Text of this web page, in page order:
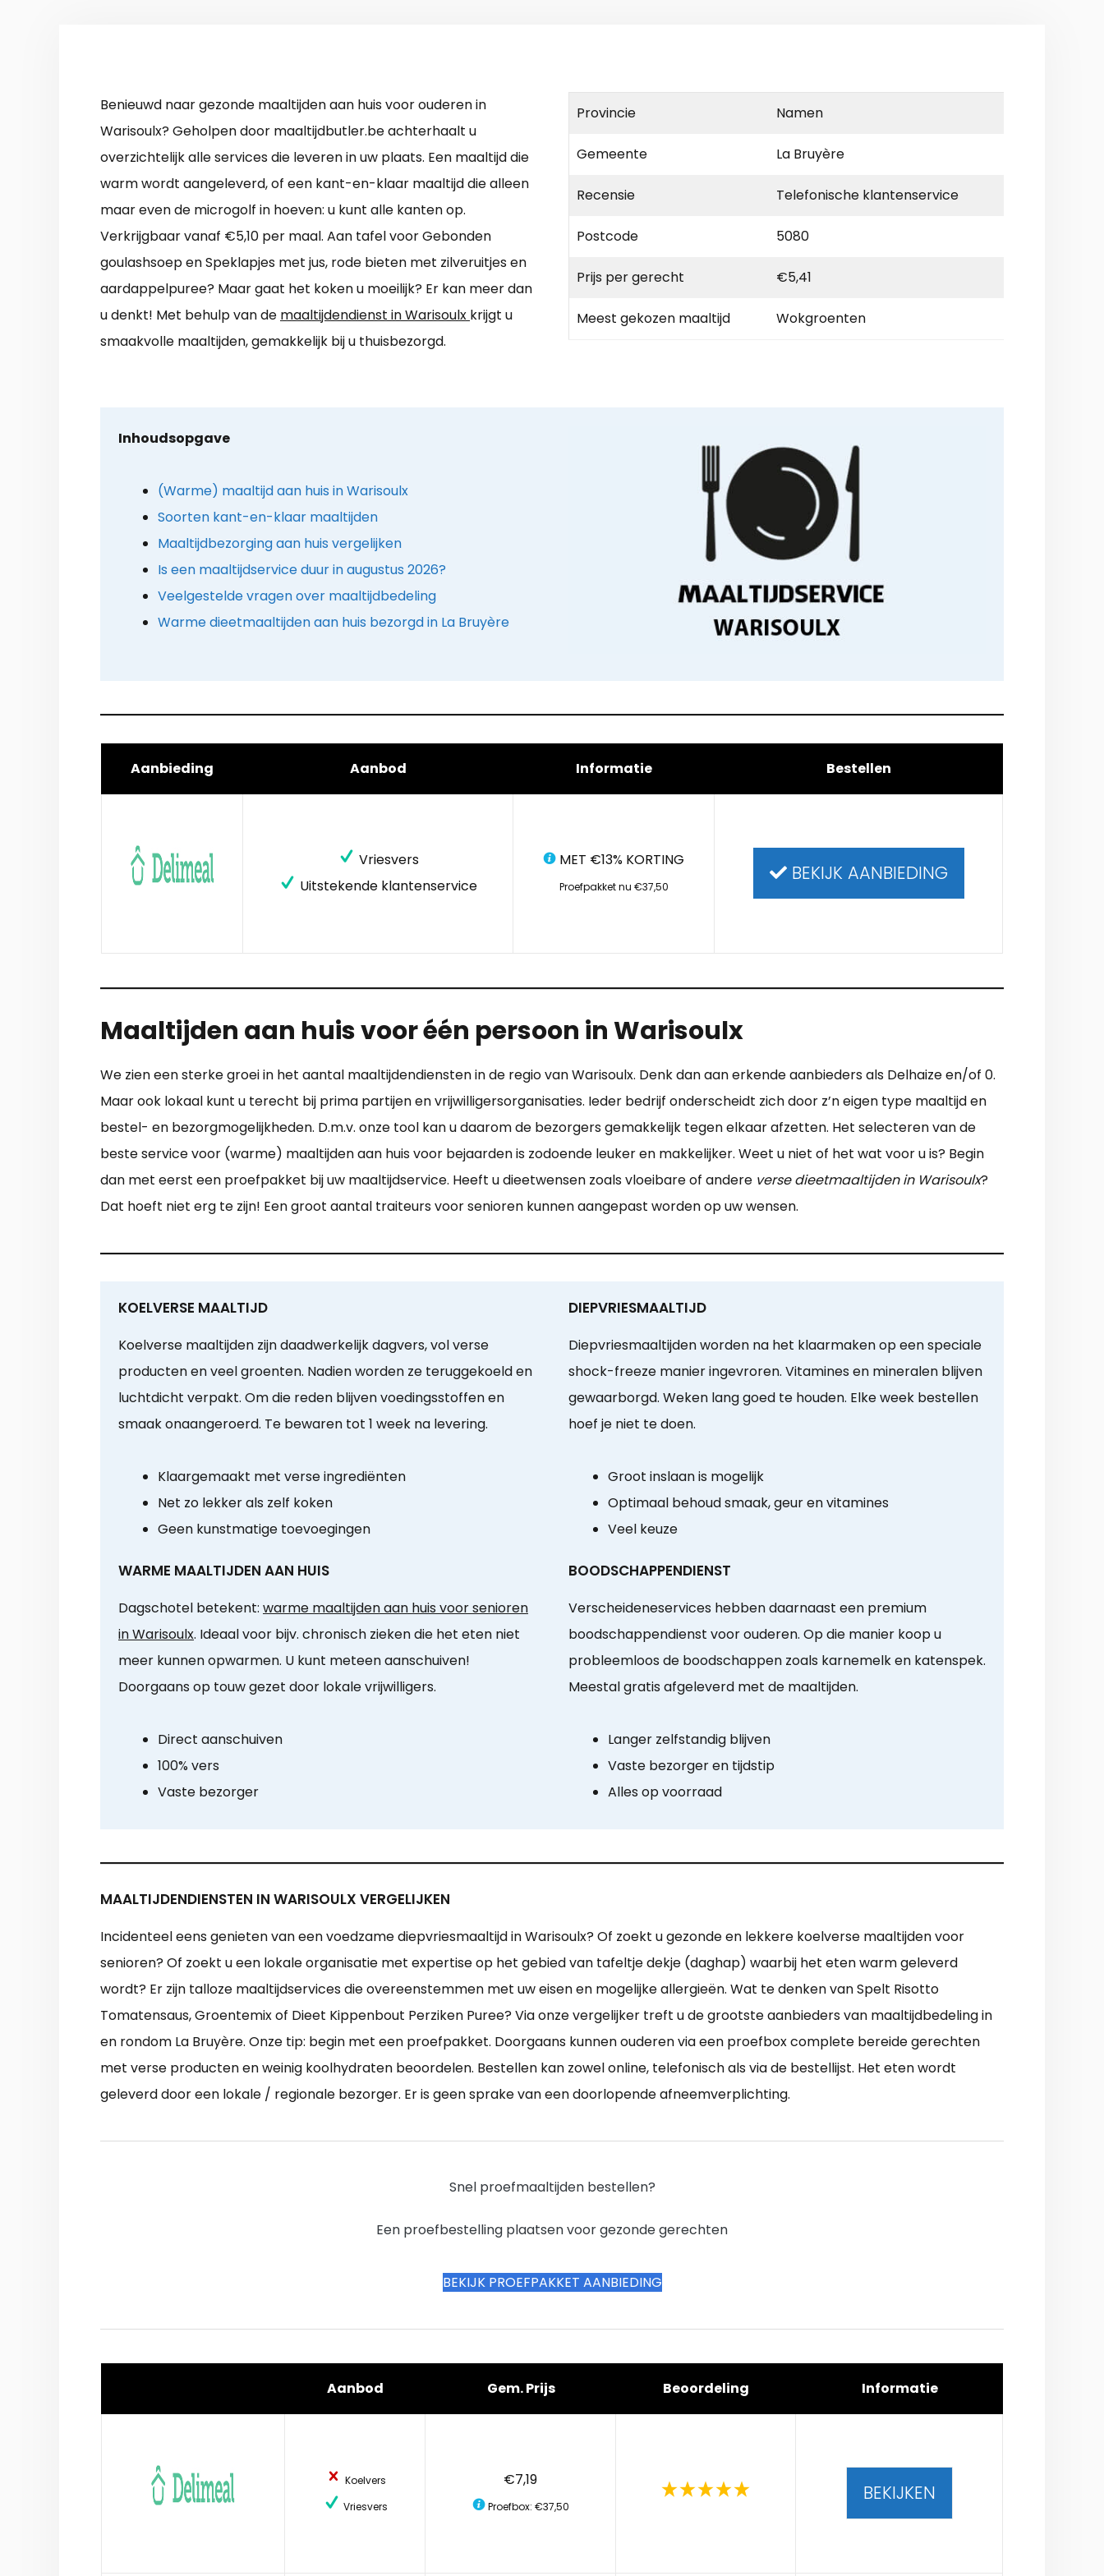
Benieuwd naar gezonde maaltijden aan huis voor ouderen in
Warisoulx? Geholpen door maaltijdbutler.be achterhaalt u
overzichtelijk alle services die leveren in uw plaats. Een maaltijd die
warm wordt aangeleverd, of een kant-en-klaar maaltijd die alleen
maar even de microgolf in hoeven: u kunt alle kanten op.
Verkrijgbaar vanaf €5,10 per maal. Aan tafel voor Gebonden
goulashsoep en Speklapjes met jus, rode bieten met zilveruitjes en
aardappelpuree? Maar gaat het koken u moeilijk? Er kan meer dan
u denkt! Met behulp van de maaltijdendienst in Warisoulx krijgt u
smaakvolle maaltijden, gemakkelijk bij u thuisbezorgd.
Provincie Namen
Gemeente La Bruyère
Recensie Telefonische klantenservice
Postcode 5080
Prijs per gerecht €5,41
Meest gekozen maaltijd Wokgroenten
Inhoudsopgave
(Warme) maaltijd aan huis in Warisoulx
Soorten kant-en-klaar maaltijden
Maaltijdbezorging aan huis vergelijken
Is een maaltijdservice duur in augustus 2026?
Veelgestelde vragen over maaltijdbedeling
Warme dieetmaaltijden aan huis bezorgd in La Bruyère
Aanbieding Aanbod Informatie Bestellen
Vriesvers
Uitstekende klantenservice
MET €13% KORTING
Proefpakket nu €37,50
BEKIJK AANBIEDING
Maaltijden aan huis voor één persoon in Warisoulx
We zien een sterke groei in het aantal maaltijdendiensten in de regio van Warisoulx. Denk dan aan erkende aanbieders als Delhaize en/of 0.
Maar ook lokaal kunt u terecht bij prima partijen en vrijwilligersorganisaties. Ieder bedrijf onderscheidt zich door z’n eigen type maaltijd en
bestel- en bezorgmogelijkheden. D.m.v. onze tool kan u daarom de bezorgers gemakkelijk tegen elkaar afzetten. Het selecteren van de
beste service voor (warme) maaltijden aan huis voor bejaarden is zodoende leuker en makkelijker. Weet u niet of het wat voor u is? Begin
dan met eerst een proefpakket bij uw maaltijdservice. Heeft u dieetwensen zoals vloeibare of andere verse dieetmaaltijden in Warisoulx?
Dat hoeft niet erg te zijn! Een groot aantal traiteurs voor senioren kunnen aangepast worden op uw wensen.
KOELVERSE MAALTIJD
Koelverse maaltijden zijn daadwerkelijk dagvers, vol verse
producten en veel groenten. Nadien worden ze teruggekoeld en
luchtdicht verpakt. Om die reden blijven voedingsstoffen en
smaak onaangeroerd. Te bewaren tot 1 week na levering.
Klaargemaakt met verse ingrediënten
Net zo lekker als zelf koken
Geen kunstmatige toevoegingen
DIEPVRIESMAALTIJD
Diepvriesmaaltijden worden na het klaarmaken op een speciale
shock-freeze manier ingevroren. Vitamines en mineralen blijven
gewaarborgd. Weken lang goed te houden. Elke week bestellen
hoef je niet te doen.
Groot inslaan is mogelijk
Optimaal behoud smaak, geur en vitamines
Veel keuze
WARME MAALTIJDEN AAN HUIS
Dagschotel betekent: warme maaltijden aan huis voor senioren
in Warisoulx. Ideaal voor bijv. chronisch zieken die het eten niet
meer kunnen opwarmen. U kunt meteen aanschuiven!
Doorgaans op touw gezet door lokale vrijwilligers.
Direct aanschuiven
100% vers
Vaste bezorger
BOODSCHAPPENDIENST
Verscheideneservices hebben daarnaast een premium
boodschappendienst voor ouderen. Op die manier koop u
probleemloos de boodschappen zoals karnemelk en katenspek.
Meestal gratis afgeleverd met de maaltijden.
Langer zelfstandig blijven
Vaste bezorger en tijdstip
Alles op voorraad
MAALTIJDENDIENSTEN IN WARISOULX VERGELIJKEN
Incidenteel eens genieten van een voedzame diepvriesmaaltijd in Warisoulx? Of zoekt u gezonde en lekkere koelverse maaltijden voor
senioren? Of zoekt u een lokale organisatie met expertise op het gebied van tafeltje dekje (daghap) waarbij het eten warm geleverd
wordt? Er zijn talloze maaltijdservices die overeenstemmen met uw eisen en mogelijke allergieën. Wat te denken van Spelt Risotto
Tomatensaus, Groentemix of Dieet Kippenbout Perziken Puree? Via onze vergelijker treft u de grootste aanbieders van maaltijdbedeling in
en rondom La Bruyère. Onze tip: begin met een proefpakket. Doorgaans kunnen ouderen via een proefbox complete bereide gerechten
met verse producten en weinig koolhydraten beoordelen. Bestellen kan zowel online, telefonisch als via de bestellijst. Het eten wordt
geleverd door een lokale / regionale bezorger. Er is geen sprake van een doorlopende afneemverplichting.
Snel proefmaaltijden bestellen?
Een proefbestelling plaatsen voor gezonde gerechten
BEKIJK PROEFPAKKET AANBIEDING
Aanbod Gem. Prijs Beoordeling Informatie
Koelvers
Vriesvers
€7,19
Proefbox: €37,50
BEKIJKEN